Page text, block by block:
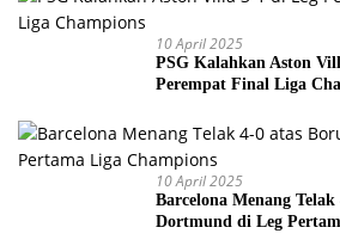
10 April 2025
PSG Kalahkan Aston
Perempat Final Liga
10 April 2025
Barcelona Menang Telak
Dortmund di Leg